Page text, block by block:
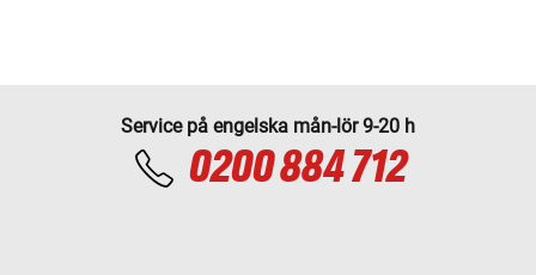
Service på engelska mån-lör 9-20 h
0200 884 712